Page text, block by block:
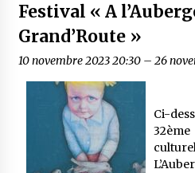
Festival « A
Grand’Route »
10 novembre 2023 20:30– 26
Ci-